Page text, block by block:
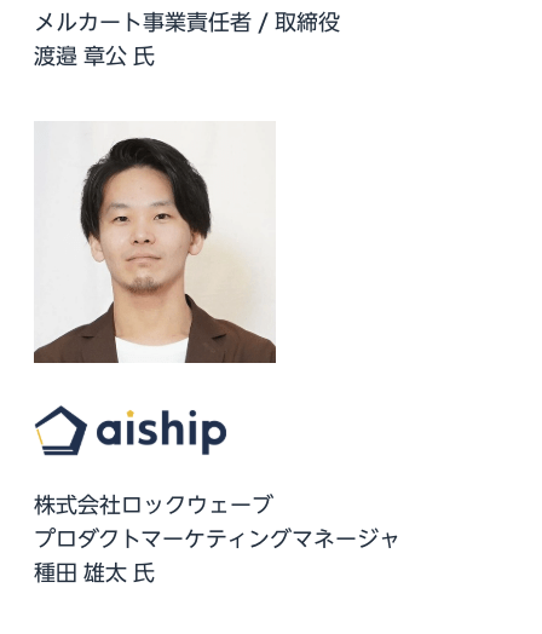
メルカート事業責任者 / 取締役
渡邉 章公 氏
株式会社ロックウェーブ
プロダクトマーケティングマネージャ
種田 雄太 氏